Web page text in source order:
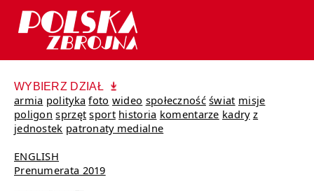
WYBIERZ DZIAŁ
armia polityka foto wideo społeczność świat misje
poligon sprzęt sport historia komentarze kadry z
jednostek patronaty medialne
ENGLISH
Prenumerata 2019